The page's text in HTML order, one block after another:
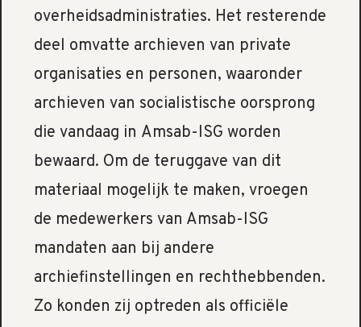
overheidsadministraties. Het resterende
deel omvatte archieven van private
organisaties en personen, waaronder
archieven van socialistische oorsprong
die vandaag in Amsab-ISG worden
bewaard. Om de teruggave van dit
materiaal mogelijk te maken, vroegen
de medewerkers van Amsab-ISG
mandaten aan bij andere
archiefinstellingen en rechthebbenden.
Zo konden zij optreden als officiële